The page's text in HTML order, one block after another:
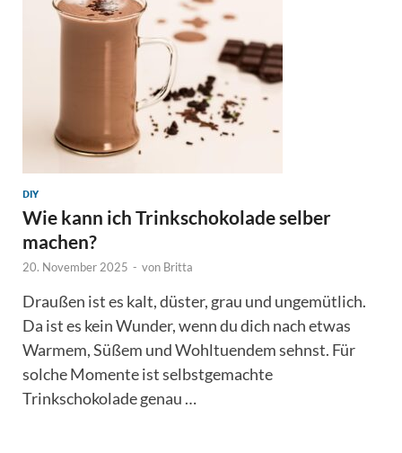
DIY
Wie kann ich Trinkschokolade selber
machen?
20. November 2025 - von Britta
Draußen ist es kalt, düster, grau und ungemütlich.
Da ist es kein Wunder, wenn du dich nach etwas
Warmem, Süßem und Wohltuendem sehnst. Für
solche Momente ist selbstgemachte
Trinkschokolade genau …